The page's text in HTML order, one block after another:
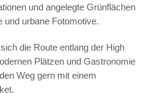
und angelegte Grünflächen
und urbane Fotomotive.
die Route entlang der High
Plätzen und Gastronomie
Weg gern mit einem